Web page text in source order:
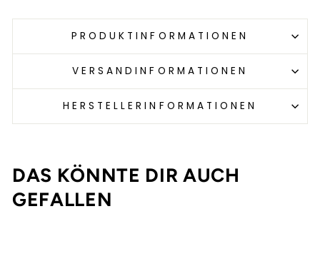
PRODUKTINFORMATIONEN
VERSANDINFORMATIONEN
HERSTELLERINFORMATIONEN
DAS KÖNNTE DIR AUCH
GEFALLEN